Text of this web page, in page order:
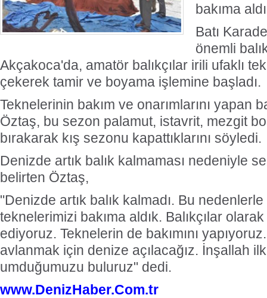
bakıma
Batı
önemli
Akçakoca'da, amatör balıkçılar irili ufaklı
çekerek tamir ve boyama işlemine başladı.
Teknelerinin bakım ve onarımlarını yapan
Öztaş, bu sezon palamut, istavrit, mezgit
bırakarak kış sezonu kapattıklarını söyledi.
Denizde artık balık kalmaması nedeniyle
belirten Öztaş,
"Denizde artık balık kalmadı. Bu
teknelerimizi bakıma aldık. Balıkçılar
ediyoruz. Teknelerin de bakımını
avlanmak için denize açılacağız. İnşallah
umduğumuzu buluruz" dedi.
www.DenizHaber.Com.tr